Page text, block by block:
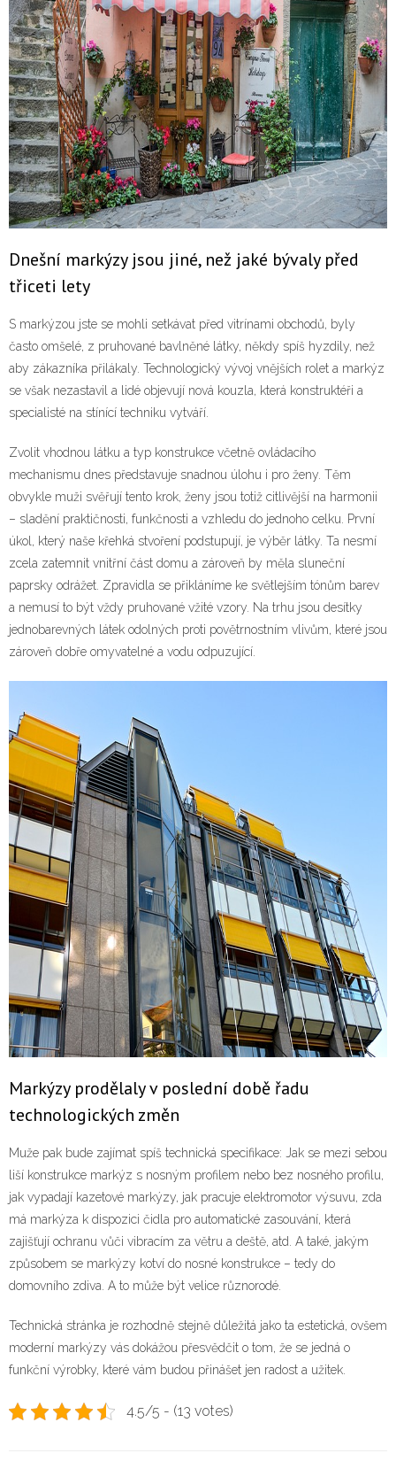
Dnešní markýzy jsou jiné, než jaké bývaly před
třiceti lety
S markýzou jste se mohli setkávat před vitrínami obchodů, byly
často omšelé, z pruhované bavlněné látky, někdy spíš hyzdily, než
aby zákazníka přilákaly. Technologický vývoj vnějších rolet a markýz
se však nezastavil a lidé objevují nová kouzla, která konstruktéři a
specialisté na stínící techniku vytváří.
Zvolit vhodnou látku a typ konstrukce včetně ovládacího
mechanismu dnes představuje snadnou úlohu i pro ženy. Těm
obvykle muži svěřují tento krok, ženy jsou totiž citlivější na harmonii
– sladění praktičnosti, funkčnosti a vzhledu do jednoho celku. První
úkol, který naše křehká stvoření podstupují, je výběr látky. Ta nesmí
zcela zatemnit vnitřní část domu a zároveň by měla sluneční
paprsky odrážet. Zpravidla se přikláníme ke světlejším tónům barev
a nemusí to být vždy pruhované vžité vzory. Na trhu jsou desítky
jednobarevných látek odolných proti povětrnostním vlivům, které jsou
zároveň dobře omyvatelné a vodu odpuzující.
Markýzy prodělaly v poslední době řadu
technologických změn
Muže pak bude zajímat spíš technická specifikace: Jak se mezi sebou
liší konstrukce markýz s nosným profilem nebo bez nosného profilu,
jak vypadají kazetové markýzy, jak pracuje elektromotor výsuvu, zda
má markýza k dispozici čidla pro automatické zasouvání, která
zajišťují ochranu vůči vibracím za větru a deště, atd. A také, jakým
způsobem se markýzy kotví do nosné konstrukce – tedy do
domovního zdiva. A to může být velice různorodé.
Technická stránka je rozhodně stejně důležitá jako ta estetická, ovšem
moderní markýzy vás dokážou přesvědčit o tom, že se jedná o
funkční výrobky, které vám budou přinášet jen radost a užitek.
4.5/5 - (13 votes)